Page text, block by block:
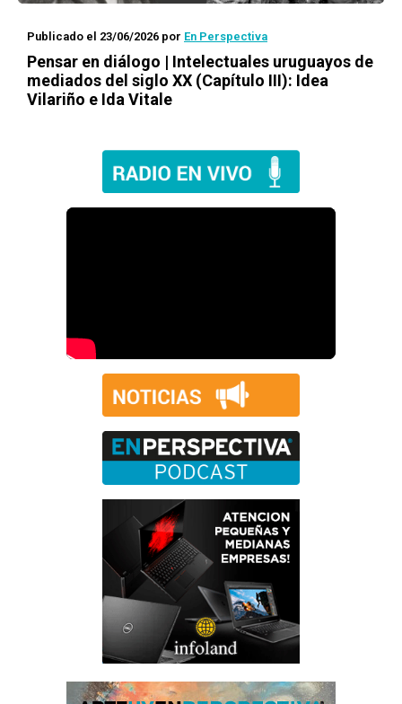
Publicado el 23/06/2026 por En Perspectiva
Pensar en diálogo | Intelectuales uruguayos de
mediados del siglo XX (Capítulo III): Idea
Vilariño e Ida Vitale